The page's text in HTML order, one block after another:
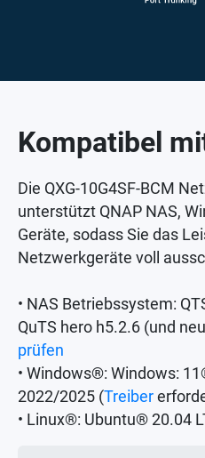
Kompatibel
Die QXG-10G4SF-BCM
unterstützt QNAP NAS,
Geräte, sodass Sie das
Netzwerkgeräte voll
• NAS Betriebssystem:
QuTS hero h5.2.6 (und
prüfen
• Windows®: Windows:
2022/2025 (Treiber
• Linux®: Ubuntu® 20.04